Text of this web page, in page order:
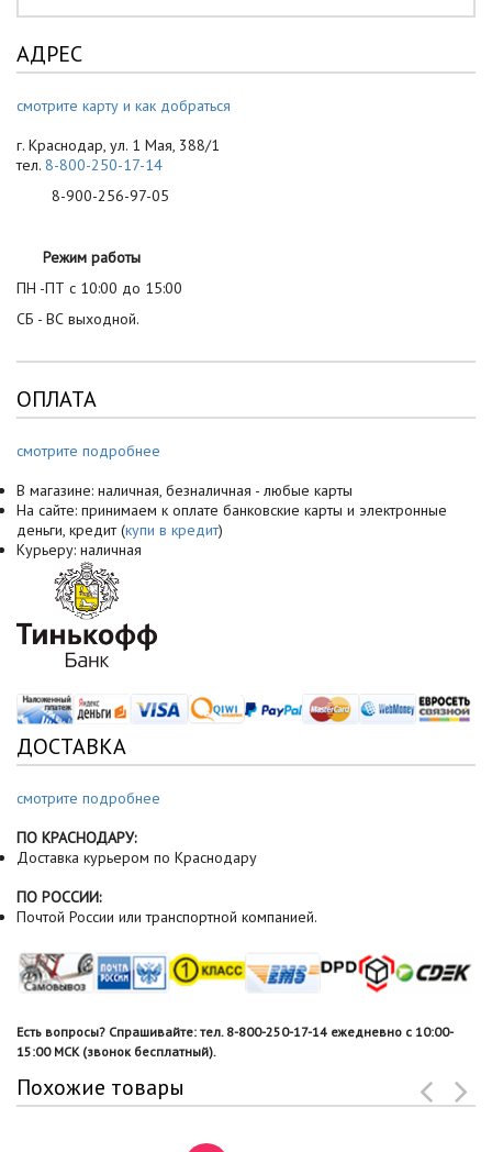
АДРЕС
смотрите карту и как добраться
г. Краснодар, ул. 1 Мая, 388/1
тел. 8-800-250-17-14
8-900-256-97-05
Режим работы
ПН -ПТ с 10:00 до 15:00
СБ - ВС выходной.
ОПЛАТА
смотрите подробнее
В магазине: наличная, безналичная - любые карты
На сайте: принимаем к оплате банковские карты и электронные
деньги, кредит (купи в кредит)
Курьеру: наличная
ДОСТАВКА
смотрите подробнее
ПО КРАСНОДАРУ:
Доставка курьером по Краснодару
ПО РОССИИ:
Почтой России или транспортной компанией.
Есть вопросы? Спрашивайте: тел. 8-800-250-17-14 ежедневно с 10:00-
15:00 МСК (звонок бесплатный).
Похожие товары